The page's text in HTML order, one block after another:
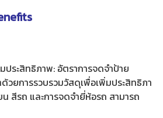
ระสิทธิภาพ: อัตราการจดจำป้าย
ด้วยการรวบรวมวัสดุเพื่อเพิ่มประสิทธิภา
สีรถ และการจดจำยี่ห้อรถ สามารถ